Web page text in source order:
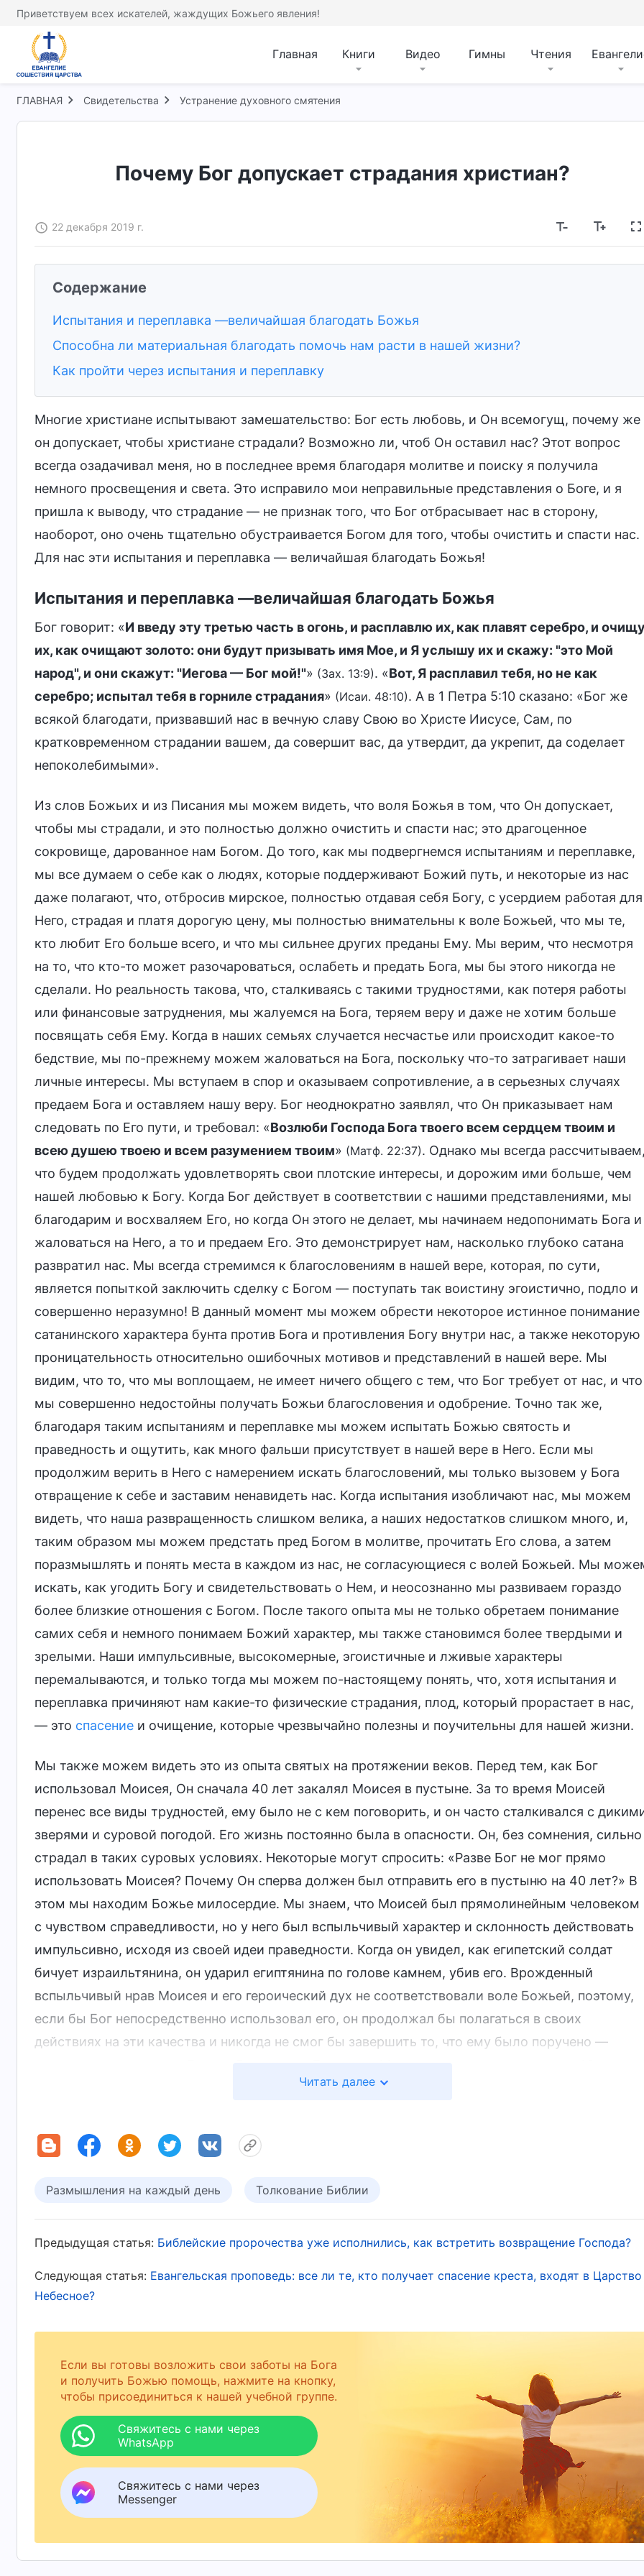
Приветствуем всех искателей, жаждущих Божьего явления!
Главная Книги Видео Гимны Чтения
ГЛАВНАЯ Свидетельства Устранение духовного смятения
Почему Бог допускает страдания христиан?
22 декабря 2019 г.
Содержание
Испытания и переплавка —величайшая благодать Божья
Способна ли материальная благодать помочь нам расти в нашей жизни?
Как пройти через испытания и переплавку
Многие христиане испытывают замешательство: Бог есть любовь, и Он всемогущ, почему же
он допускает, чтобы христиане страдали? Возможно ли, чтоб Он оставил нас? Этот вопрос
всегда озадачивал меня, но в последнее время благодаря молитве и поиску я получила
немного просвещения и света. Это исправило мои неправильные представления о Боге, и я
пришла к выводу, что страдание — не признак того, что Бог отбрасывает нас в сторону,
наоборот, оно очень тщательно обустраивается Богом для того, чтобы очистить и спасти нас.
Для нас эти испытания и переплавка — величайшая благодать Божья!
Испытания и переплавка —величайшая благодать Божья
Бог говорит: «И введу эту третью часть в огонь, и расплавлю их, как плавят серебро, и
их, как очищают золото: они будут призывать имя Мое, и Я услышу их и скажу: "это Мой
народ", и они скажут: "Иегова — Бог мой!"» (Зах. 13:9). «Вот, Я расплавил тебя, но не как
серебро; испытал тебя в горниле страдания» (Исаи. 48:10). А в 1 Петра 5:10 сказано: «Бог же
всякой благодати, призвавший нас в вечную славу Свою во Христе Иисусе, Сам, по
кратковременном страдании вашем, да совершит вас, да утвердит, да укрепит, да соделает
непоколебимыми».
Из слов Божьих и из Писания мы можем видеть, что воля Божья в том, что Он допускает,
чтобы мы страдали, и это полностью должно очистить и спасти нас; это драгоценное
сокровище, дарованное нам Богом. До того, как мы подвергнемся испытаниям и переплавке,
мы все думаем о себе как о людях, которые поддерживают Божий путь, и некоторые из нас
даже полагают, что, отбросив мирское, полностью отдавая себя Богу, с усердием работая для
Него, страдая и платя дорогую цену, мы полностью внимательны к воле Божьей, что мы те,
кто любит Его больше всего, и что мы сильнее других преданы Ему. Мы верим, что несмотря
на то, что кто-то может разочароваться, ослабеть и предать Бога, мы бы этого никогда не
сделали. Но реальность такова, что, сталкиваясь с такими трудностями, как потеря работы
или финансовые затруднения, мы жалуемся на Бога, теряем веру и даже не хотим больше
посвящать себя Ему. Когда в наших семьях случается несчастье или происходит какое-то
бедствие, мы по-прежнему можем жаловаться на Бога, поскольку что-то затрагивает наши
личные интересы. Мы вступаем в спор и оказываем сопротивление, а в серьезных случаях
предаем Бога и оставляем нашу веру. Бог неоднократно заявлял, что Он приказывает нам
следовать по Его пути, и требовал: «Возлюби Господа Бога твоего всем сердцем твоим и
всею душею твоею и всем разумением твоим» (Матф. 22:37). Однако мы всегда
что будем продолжать удовлетворять свои плотские интересы, и дорожим ими больше, чем
нашей любовью к Богу. Когда Бог действует в соответствии с нашими представлениями, мы
благодарим и восхваляем Его, но когда Он этого не делает, мы начинаем недопонимать Бога и
жаловаться на Него, а то и предаем Его. Это демонстрирует нам, насколько глубоко сатана
развратил нас. Мы всегда стремимся к благословениям в нашей вере, которая, по сути,
является попыткой заключить сделку с Богом — поступать так воистину эгоистично, подло и
совершенно неразумно! В данный момент мы можем обрести некоторое истинное понимание
сатанинского характера бунта против Бога и противления Богу внутри нас, а также некоторую
проницательность относительно ошибочных мотивов и представлений в нашей вере. Мы
видим, что то, что мы воплощаем, не имеет ничего общего с тем, что Бог требует от нас, и что
мы совершенно недостойны получать Божьи благословения и одобрение. Точно так же,
благодаря таким испытаниям и переплавке мы можем испытать Божью святость и
праведность и ощутить, как много фальши присутствует в нашей вере в Него. Если мы
продолжим верить в Него с намерением искать благословений, мы только вызовем у Бога
отвращение к себе и заставим ненавидеть нас. Когда испытания изобличают нас, мы можем
видеть, что наша развращенность слишком велика, а наших недостатков слишком много, и,
таким образом мы можем предстать пред Богом в молитве, прочитать Его слова, а затем
поразмышлять и понять места в каждом из нас, не согласующиеся с волей Божьей. Мы
искать, как угодить Богу и свидетельствовать о Нем, и неосознанно мы развиваем гораздо
более близкие отношения с Богом. После такого опыта мы не только обретаем понимание
самих себя и немного понимаем Божий характер, мы также становимся более твердыми и
зрелыми. Наши импульсивные, высокомерные, эгоистичные и лживые характеры
перемалываются, и только тогда мы можем по-настоящему понять, что, хотя испытания и
переплавка причиняют нам какие-то физические страдания, плод, который прорастает в нас,
— это спасение и очищение, которые чрезвычайно полезны и поучительны для нашей жизни.
Мы также можем видеть это из опыта святых на протяжении веков. Перед тем, как Бог
использовал Моисея, Он сначала 40 лет закалял Моисея в пустыне. За то время Моисей
перенес все виды трудностей, ему было не с кем поговорить, и он часто сталкивался с
зверями и суровой погодой. Его жизнь постоянно была в опасности. Он, без сомнения, сильно
страдал в таких суровых условиях. Некоторые могут спросить: «Разве Бог не мог прямо
использовать Моисея? Почему Он сперва должен был отправить его в пустыню на 40 лет?» В
этом мы находим Божье милосердие. Мы знаем, что Моисей был прямолинейным человеком
с чувством справедливости, но у него был вспыльчивый характер и склонность действовать
импульсивно, исходя из своей идеи праведности. Когда он увидел, как египетский солдат
бичует израильтянина, он ударил египтянина по голове камнем, убив его. Врожденный
вспыльчивый нрав Моисея и его героический дух не соответствовали воле Божьей, поэтому,
если бы Бог непосредственно использовал его, он продолжал бы полагаться в своих
действиях на эти качества и никогда не смог бы завершить то, что ему было поручено —
чтобы он был более пригодным для использования Богом. В такой трудной, враждебной
и господство Бога, и полагался на Бога в своем постоянном выживании. Его исполненные
темперамента природные признаки были стерты, и он развил подлинную веру и подчинение
имущество было разграблено, дети уничтожены, а у него самого развились язвы по всему
жаловался на Бога, но сердцем принимал от Бога все. Он также был в состоянии искать волю
Бога, и в конечном итоге сказал: «Иегова дал, Иегова и взял; да будет имя Иеговы
благословенно!»(Иов. 1:21)и «Неужели доброе мы будем принимать от Бога, а злого не будем
принимать?»(Иов. 2:10). Он полагался на свою веру, страх и подчинение Богу, чтобы сказать
и тем самым твердо стоять в свидетельстве о Боге. Причина, по которой Иов твердо стоять в
свидетельстве во время таких великих испытаний, заключалась в том, что он верил, что Бог
управляет всем сущим, и что все его имущество и дети были даны ему Богом, поэтому у Бога
было право забрать их. Как сотворенное существо, он должен принять и подчиниться.
Способность Иова придерживаться места сотворенного существа и безоговорочно
подчиняться Творцу была твердым свидетельством о Боге. Позже Бог явился Иову из бури, и
Иов узрел спину Бога и услышал, как Бог говорит с ним Своими собственными устами; он
Читать далее
Размышления на каждый день Толкование Библии
Предыдущая статья: Библейские пророчества уже исполнились, как встретить возвращение Господа?
Следующая статья: Евангельская проповедь: все ли те, кто получает спасение креста, входят в Царство
Небесное?
Если вы готовы возложить свои заботы на Бога
и получить Божью помощь, нажмите на кнопку,
чтобы присоединиться к нашей учебной группе.
Свяжитесь с нами через
WhatsApp
Свяжитесь с нами через
Messenger